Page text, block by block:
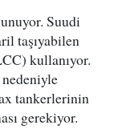
Suudi
taşıyabilen
kullanıyor.
nedeniyle
tankerlerinin
gerekiyor.